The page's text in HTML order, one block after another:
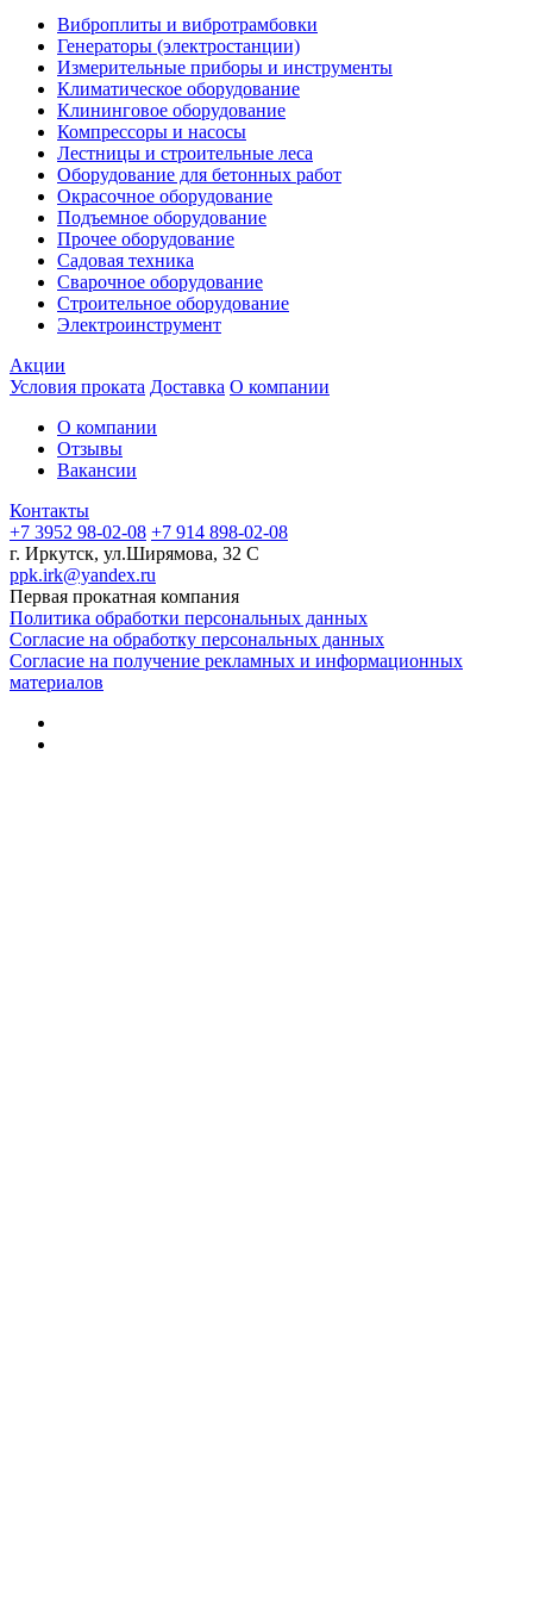
Виброплиты и вибротрамбовки
Генераторы (электростанции)
Измерительные приборы и инструменты
Климатическое оборудование
Клининговое оборудование
Компрессоры и насосы
Лестницы и строительные леса
Оборудование для бетонных работ
Окрасочное оборудование
Подъемное оборудование
Прочее оборудование
Садовая техника
Сварочное оборудование
Строительное оборудование
Электроинструмент
Акции
Условия проката Доставка О компании
О компании
Отзывы
Вакансии
Контакты
+7 3952 98-02-08 +7 914 898-02-08
г. Иркутск, ул.Ширямова, 32 С
ppk.irk@yandex.ru
Первая прокатная компания
Политика обработки персональных данных
Согласие на обработку персональных данных
Согласие на получение рекламных и информационных
материалов